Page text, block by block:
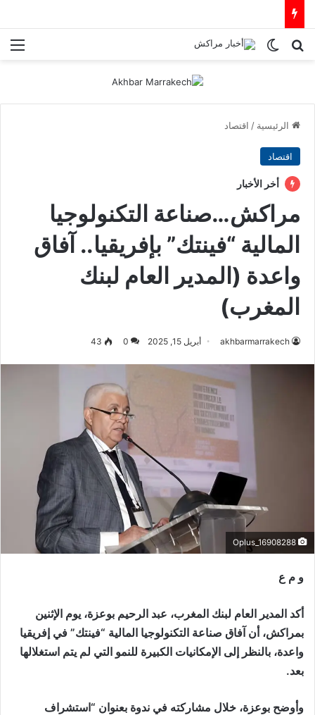
بحث عنالوضع المظلم
الرئيسية / اقتصاد
اقتصاد
أخر الأخبار
مراكش…صناعة التكنولوجيا
المالية “فينتك” بإفريقيا.. آفاق
واعدة (المدير العام لبنك
المغرب)
akhbarmarrakech أبريل 15, 2025 0
43
و م ع
أكد المدير العام لبنك المغرب، عبد الرحيم بوعزة، يوم الإثنين
بمراكش، أن آفاق صناعة التكنولوجيا المالية “فينتك” في إفريقيا
واعدة، بالنظر إلى الإمكانيات الكبيرة للنمو التي لم يتم استغلالها
بعد.
وأوضح بوعزة، خلال مشاركته في ندوة بعنوان “استشراف